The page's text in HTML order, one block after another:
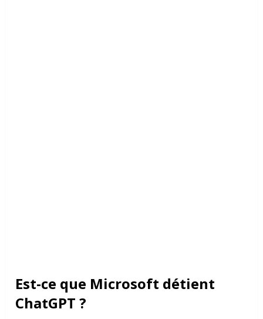
Est-ce que Microsoft détient
ChatGPT ?